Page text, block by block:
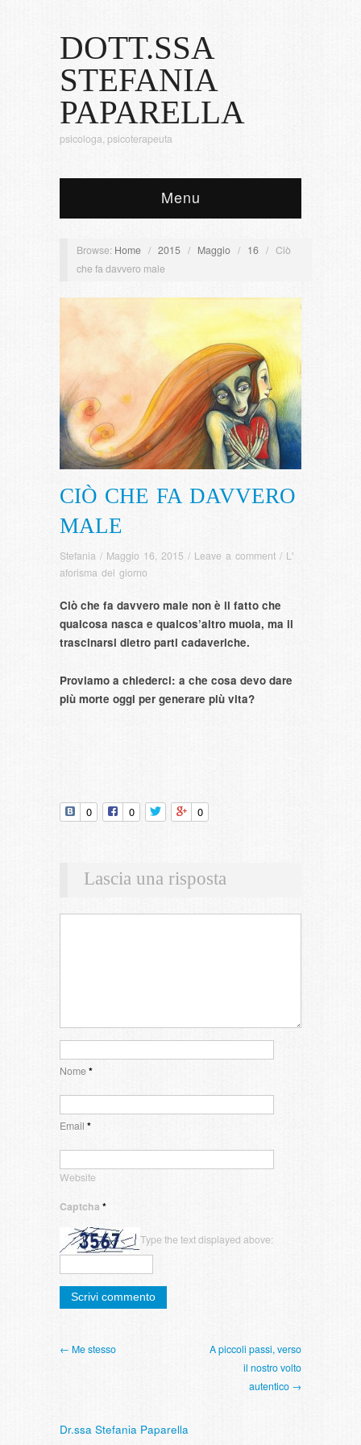
DOTT.SSA
STEFANIA
PAPARELLA
psicologa, psicoterapeuta
Menu
Browse: Home / 2015 / Maggio / 16 / Ciò
che fa davvero male
CIÒ CHE FA DAVVERO
MALE
Stefania / Maggio 16, 2015 / Leave a comment / L'
aforisma del giorno
Ciò che fa davvero male non è il fatto che
qualcosa nasca e qualcos’altro muoia, ma il
trascinarsi dietro parti cadaveriche.
Proviamo a chiederci: a che cosa devo dare
più morte oggi per generare più vita?
0 0 0
Lascia una risposta
Nome*
Email *
Website
Captcha *
Type the text displayed above:
← Me stesso
A piccoli passi, verso
il nostro volto
autentico →
Dr.ssa Stefania Paparella